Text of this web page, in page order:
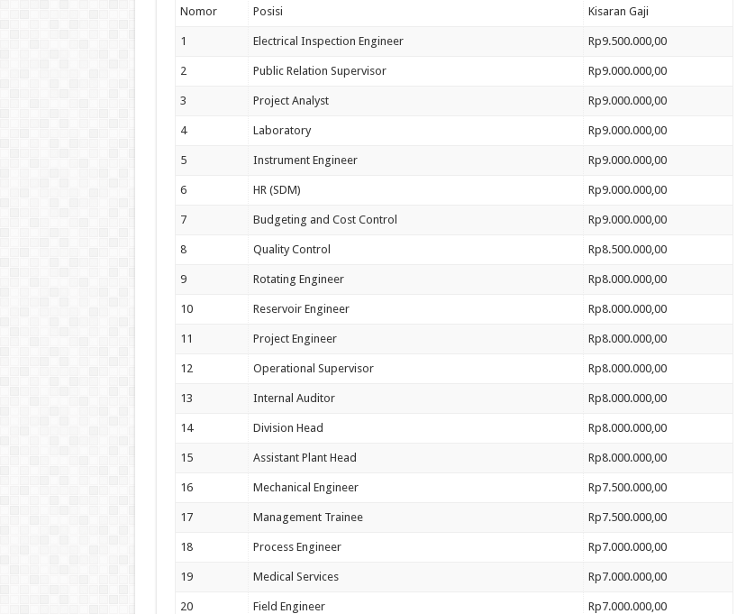
Nomor Posisi Kisaran Gaji
1 Electrical Inspection Engineer Rp9.500.000,00
2 Public Relation Supervisor Rp9.000.000,00
3 Project Analyst Rp9.000.000,00
4 Laboratory Rp9.000.000,00
5 Instrument Engineer Rp9.000.000,00
6 HR (SDM) Rp9.000.000,00
7 Budgeting and Cost Control Rp9.000.000,00
8 Quality Control Rp8.500.000,00
9 Rotating Engineer Rp8.000.000,00
10 Reservoir Engineer Rp8.000.000,00
11 Project Engineer Rp8.000.000,00
12 Operational Supervisor Rp8.000.000,00
13 Internal Auditor Rp8.000.000,00
14 Division Head Rp8.000.000,00
15 Assistant Plant Head Rp8.000.000,00
16 Mechanical Engineer Rp7.500.000,00
17 Management Trainee Rp7.500.000,00
18 Process Engineer Rp7.000.000,00
19 Medical Services Rp7.000.000,00
20 Field Engineer Rp7.000.000,00